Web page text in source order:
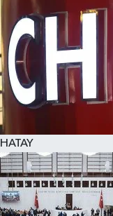
HATAY
Spor
Teknoloji
Yaşam